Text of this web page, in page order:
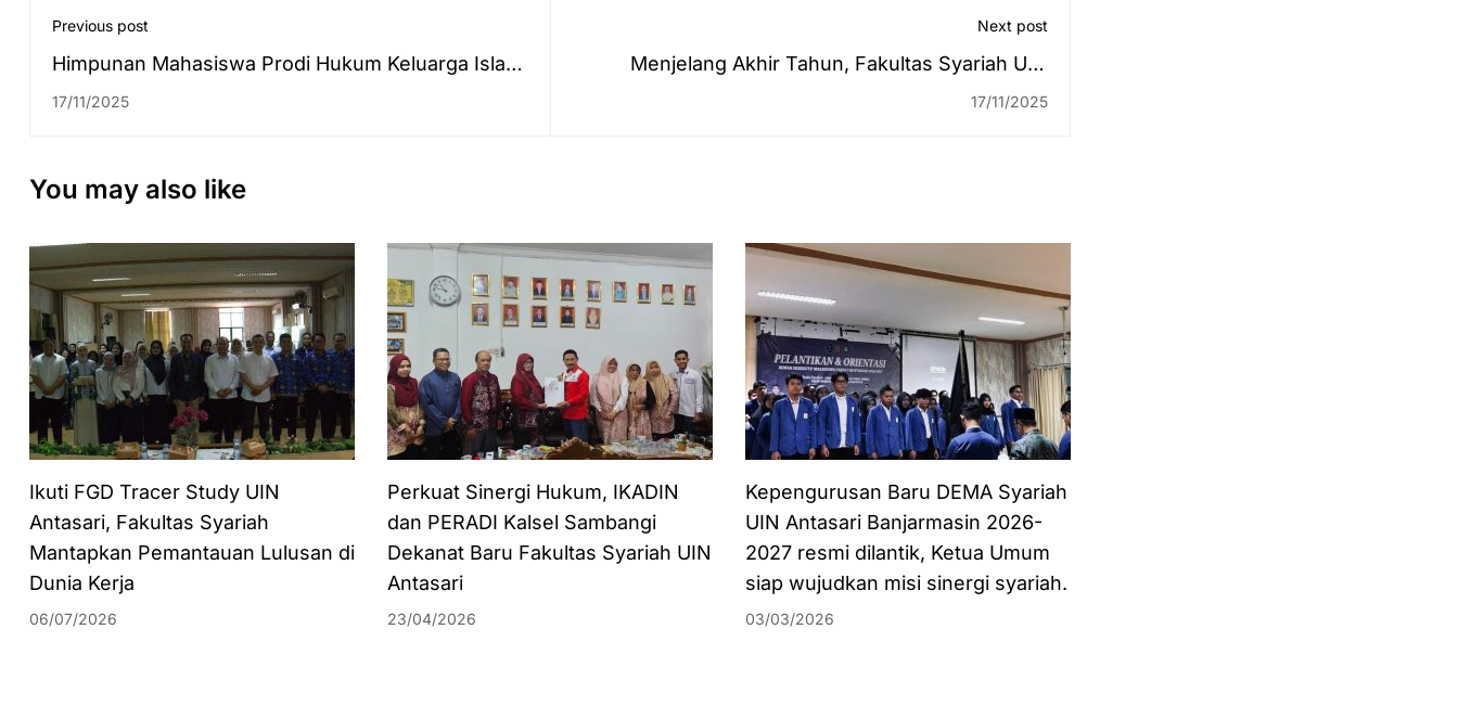
Previous post
Himpunan Mahasiswa Prodi Hukum Keluarga Islam
Sukses Selenggarakan Family Law Festival &
17/11/2025
Next post
Menjelang Akhir Tahun, Fakultas Syariah UIN
Antasari Lahirkan 139 Sarjana Hukum Baru
17/11/2025
You may also like
Ikuti FGD Tracer Study UIN
Antasari, Fakultas Syariah
Mantapkan Pemantauan Lulusan di
Dunia Kerja
06/07/2026
Perkuat Sinergi Hukum, IKADIN
dan PERADI Kalsel Sambangi
Dekanat Baru Fakultas Syariah UIN
Antasari
23/04/2026
Kepengurusan Baru DEMA Syariah
UIN Antasari Banjarmasin 2026-
2027 resmi dilantik, Ketua Umum
siap wujudkan misi sinergi syariah.
03/03/2026